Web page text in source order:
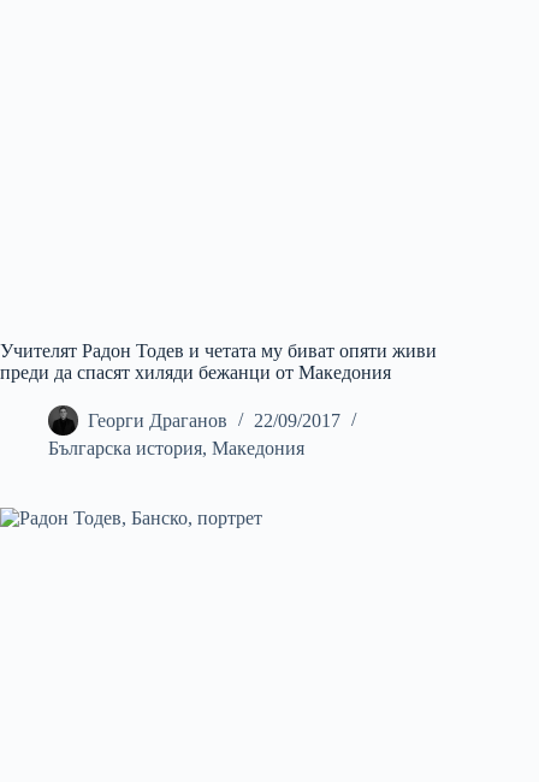
Учителят Радон Тодев и четата му биват опяти живи
преди да спасят хиляди бежанци от Македония
Георги Драганов
22/09/2017
Българска история, Македония